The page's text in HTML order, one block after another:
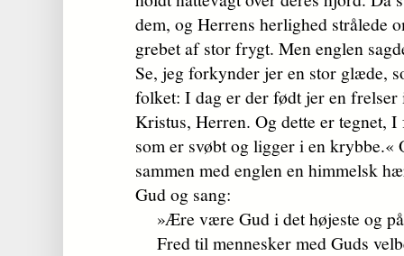
dem, og Herrens herlighed strålede
grebet af stor frygt. Men englen
Se, jeg forkynder jer en stor glæde,
folket: I dag er der født jer en frelser
Kristus, Herren. Og dette er tegnet,
som er svøbt og ligger i en krybbe.«
sammen med englen en himmelsk
Gud og sang:
»Ære være Gud i det højeste og
Fred til mennesker med Guds